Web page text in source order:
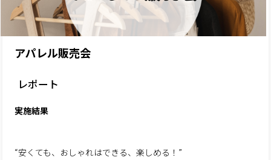
アパレル販売会
レポート
実施結果
“安くても、おしゃれはできる、楽しめる！”